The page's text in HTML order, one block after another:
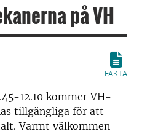
på VH
FAKTA
12.10 kommer VH-
tillgängliga för att
Varmt välkommen